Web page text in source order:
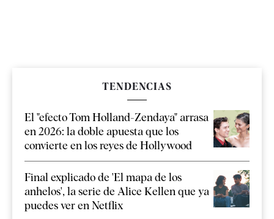
TENDENCIAS
El "efecto Tom Holland-Zendaya" arrasa
en 2026: la doble apuesta que los
convierte en los reyes de Hollywood
Final explicado de 'El mapa de los
anhelos', la serie de Alice Kellen que ya
puedes ver en Netflix